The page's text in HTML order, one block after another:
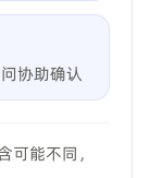
协助确认
可能不同，